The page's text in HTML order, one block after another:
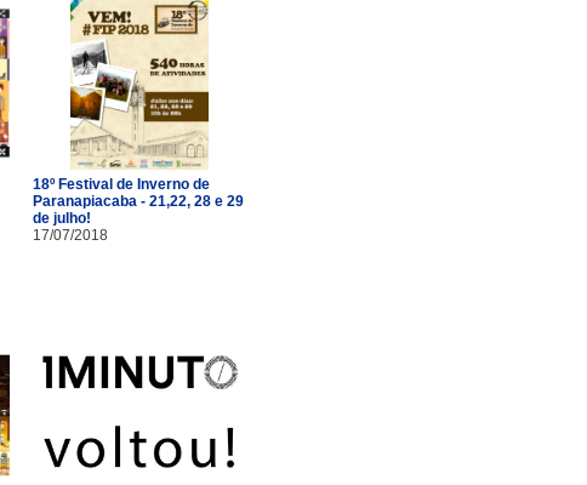
18º Festival de Inverno de
Paranapiacaba - 21,22, 28 e 29
de julho!
17/07/2018